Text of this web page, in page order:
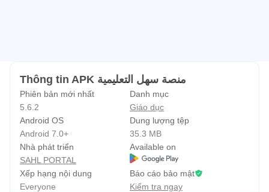
Thông tin APK منصة سهل التعليمية
Phiên bản mới nhất
5.6.2
Danh mục
Giáo dục
Android OS
Android 7.0+
Dung lượng tệp
35.3 MB
Nhà phát triển
SAHL PORTAL
Available on
Xếp hạng nội dung
Everyone
Báo cáo bảo mật
Kiểm tra ngay